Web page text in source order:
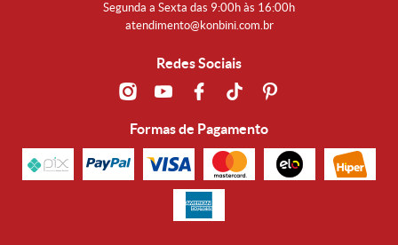
Segunda a Sexta das 9:00h às 16:00h
atendimento@konbini.com.br
Redes Sociais
Formas de Pagamento